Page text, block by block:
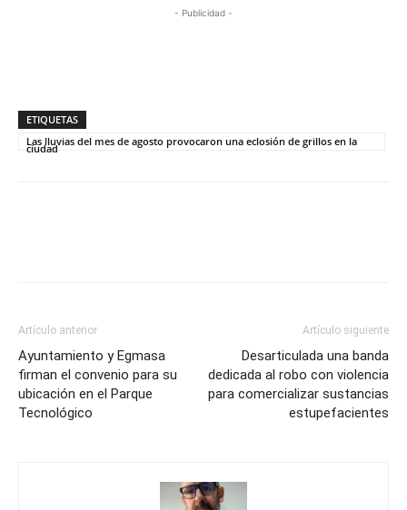
- Publicidad -
ETIQUETAS
Las lluvias del mes de agosto provocaron una eclosión de grillos en la
ciudad
Artículo anterior
Ayuntamiento y Egmasa
firman el convenio para su
ubicación en el Parque
Tecnológico
Artículo siguiente
Desarticulada una banda
dedicada al robo con violencia
para comercializar sustancias
estupefacientes